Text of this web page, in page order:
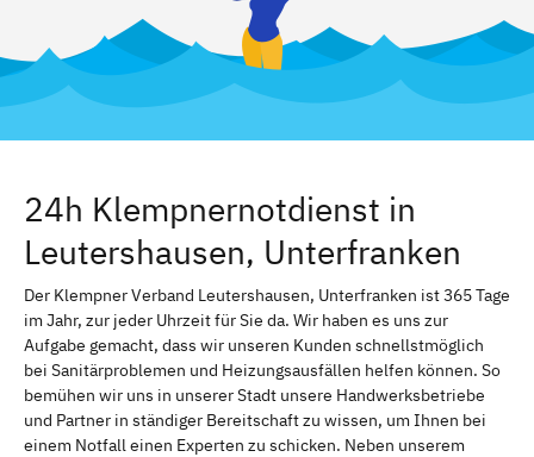
24h Klempnernotdienst in
Leutershausen, Unterfranken
Der Klempner Verband Leutershausen, Unterfranken ist 365 Tage
im Jahr, zur jeder Uhrzeit für Sie da. Wir haben es uns zur
Aufgabe gemacht, dass wir unseren Kunden schnellstmöglich
bei Sanitärproblemen und Heizungsausfällen helfen können. So
bemühen wir uns in unserer Stadt unsere Handwerksbetriebe
und Partner in ständiger Bereitschaft zu wissen, um Ihnen bei
einem Notfall einen Experten zu schicken. Neben unserem